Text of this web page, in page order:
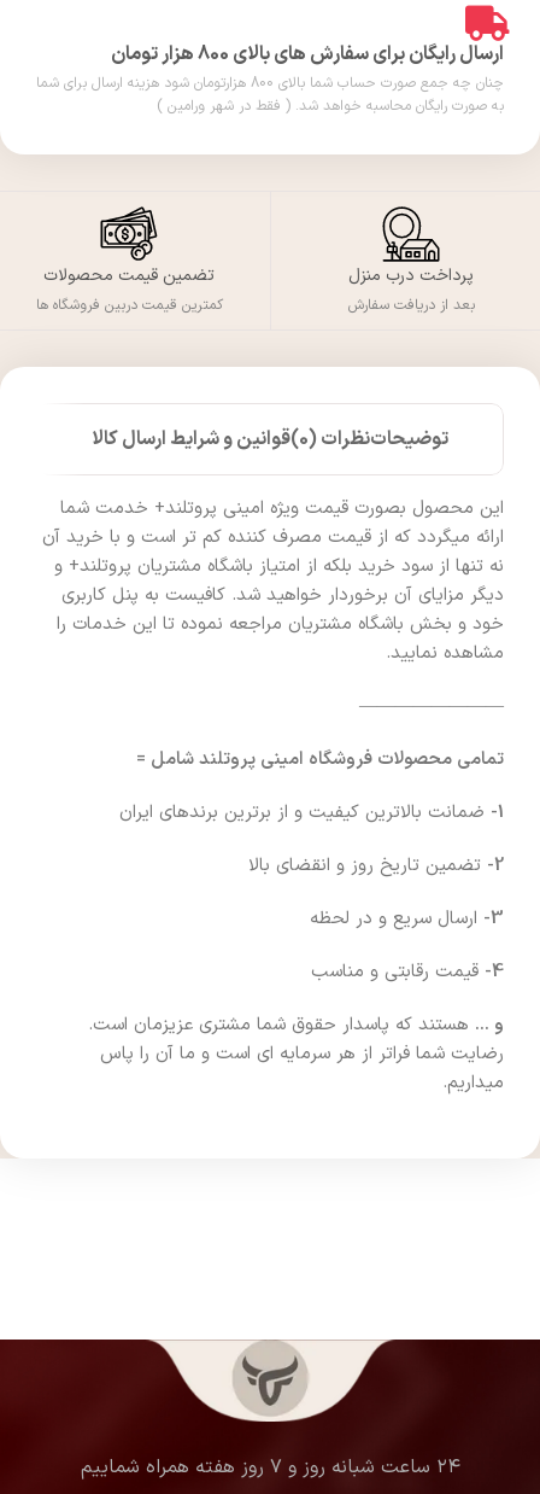
ارسال رایگان برای سفارش های بالای 800 هزار تومان
چنان چه جمع صورت حساب شما بالای 800 هزارتومان شود هزینه ارسال برای شما
به صورت رایگان محاسبه خواهد شد. ( فقط در شهر ورامین )
پرداخت درب منزل
بعد از دریافت سفارش
تضمین قیمت محصولات
کمترین قیمت دربین فروشگاه ها
توضیحاتنظرات (0) قوانین و شرایط ارسال کالا
این محصول بصورت قیمت ویژه امینی پروتلند+ خدمت شما
ارائه میگردد که از قیمت مصرف کننده کم تر است و با خرید آن
نه تنها از سود خرید بلکه از امتیاز باشگاه مشتریان پروتلند+ و
دیگر مزایای آن برخوردار خواهید شد. کافیست به پنل کاربری
خود و بخش باشگاه مشتریان مراجعه نموده تا این خدمات را
مشاهده نمایید.
————————
تمامی محصولات فروشگاه امینی پروتلند شامل =
1- ضمانت بالاترین کیفیت و از برترین برندهای ایران
2- تضمین تاریخ روز و انقضای بالا
3- ارسال سریع و در لحظه
4- قیمت رقابتی و مناسب
و … هستند که پاسدار حقوق شما مشتری عزیزمان است.
رضایت شما فراتر از هر سرمایه ای است و ما آن را پاس
میداریم.
۲۴ ساعت شبانه روز و ۷ روز هفته همراه شماییم